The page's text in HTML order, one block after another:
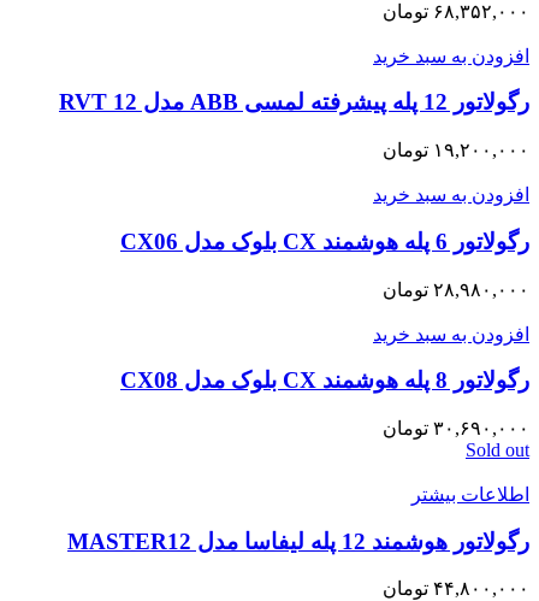
۶۸,۳۵۲,۰۰۰ تومان
افزودن به سبد خرید
رگولاتور 12 پله پیشرفته لمسی ABB مدل RVT 12
۱۹,۲۰۰,۰۰۰ تومان
افزودن به سبد خرید
رگولاتور 6 پله هوشمند CX بلوک مدل CX06
۲۸,۹۸۰,۰۰۰ تومان
افزودن به سبد خرید
رگولاتور 8 پله هوشمند CX بلوک مدل CX08
۳۰,۶۹۰,۰۰۰ تومان
Sold out
اطلاعات بیشتر
رگولاتور هوشمند 12 پله لیفاسا مدل MASTER12
۴۴,۸۰۰,۰۰۰ تومان